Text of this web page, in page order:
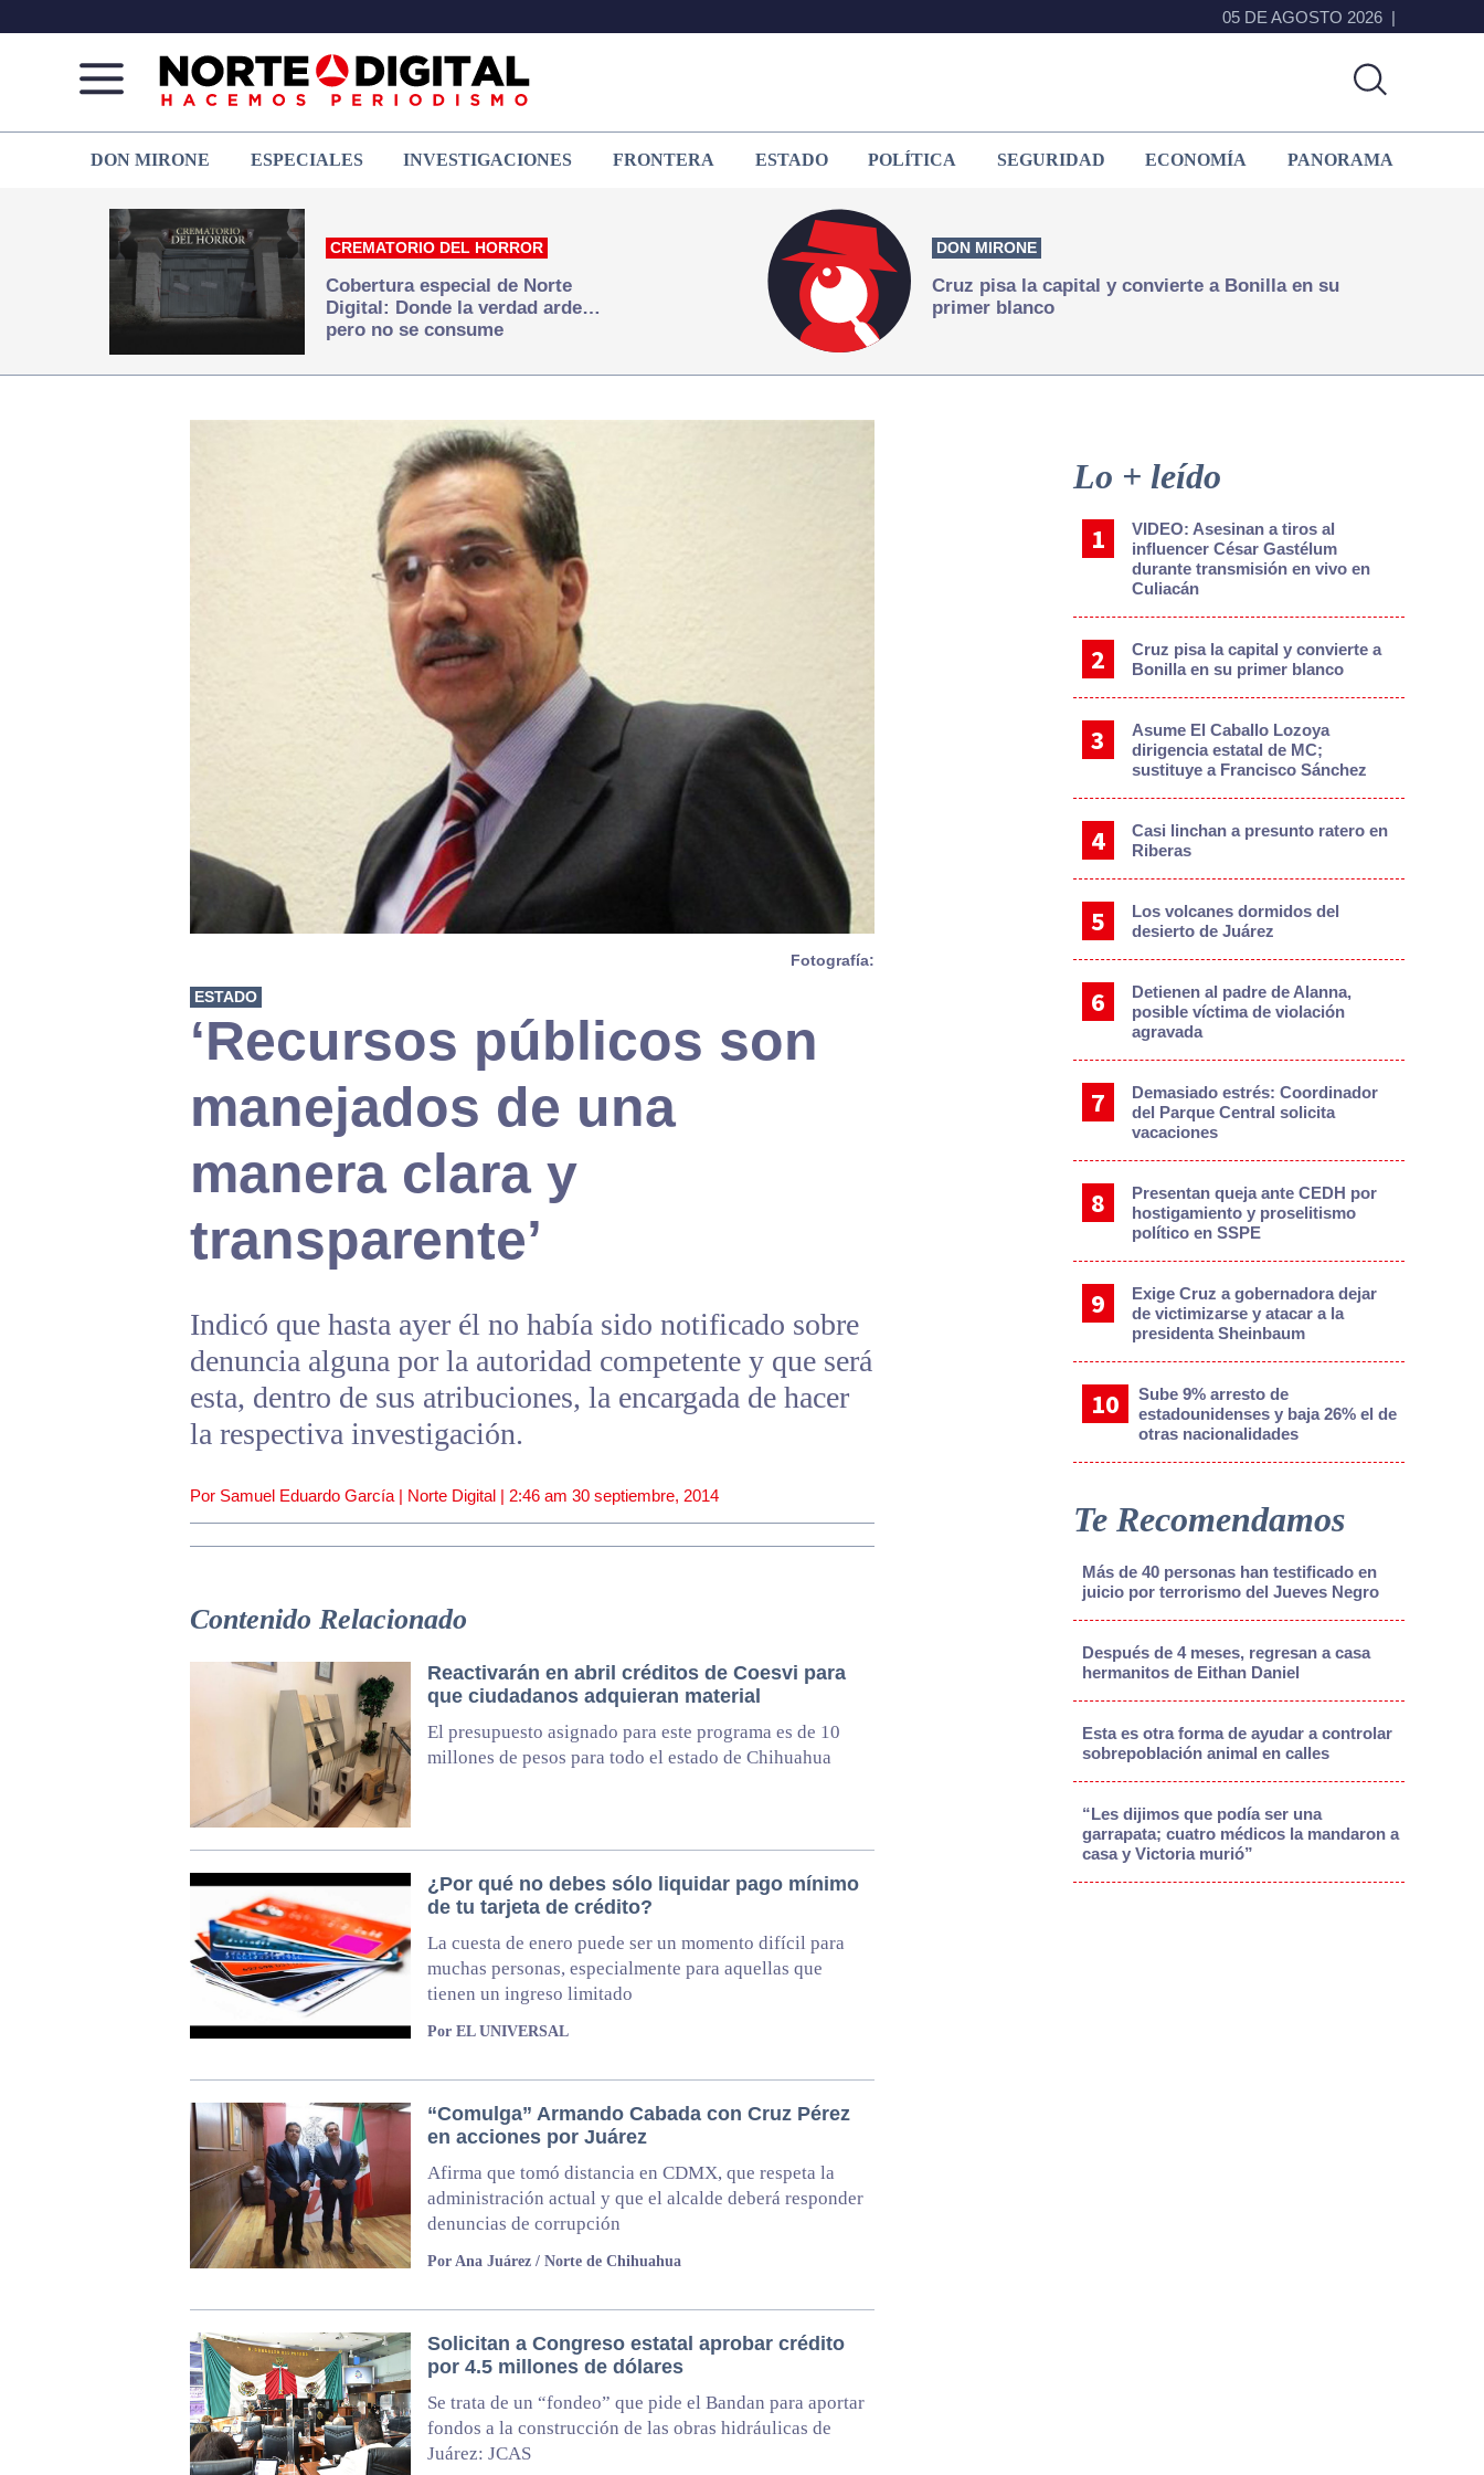
05 DE AGOSTO 2026
de
Juárez
que
hacemos periodismo
DON MIRONE ESPECIALES INVESTIGACIONES FRONTERA ESTADO POLÍTICA SEGURIDAD ECONOMÍA PANORAMA
CREMATORIO DEL HORROR
Cobertura especial de Norte
Digital: Donde la verdad arde…
pero no se consume
DON MIRONE
Cruz pisa la capital y convierte a Bonilla en su
primer blanco
Fotografía:
ESTADO
‘Recursos públicos son
manejados de una
manera clara y
transparente’
Indicó que hasta ayer él no había sido notificado sobre
denuncia alguna por la autoridad competente y que será
esta, dentro de sus atribuciones, la encargada de hacer
la respectiva investigación.
Por Samuel Eduardo García | Norte Digital | 2:46 am 30 septiembre, 2014
Contenido Relacionado
Reactivarán en abril créditos de Coesvi para
que ciudadanos adquieran material
El presupuesto asignado para este programa es de 10
millones de pesos para todo el estado de Chihuahua
¿Por qué no debes sólo liquidar pago mínimo
de tu tarjeta de crédito?
La cuesta de enero puede ser un momento difícil para
muchas personas, especialmente para aquellas que
tienen un ingreso limitado
Por EL UNIVERSAL
“Comulga” Armando Cabada con Cruz Pérez
en acciones por Juárez
Afirma que tomó distancia en CDMX, que respeta la
administración actual y que el alcalde deberá responder
denuncias de corrupción
Por Ana Juárez / Norte de Chihuahua
Solicitan a Congreso estatal aprobar crédito
por 4.5 millones de dólares
Se trata de un “fondeo” que pide el Bandan para aportar
fondos a la construcción de las obras hidráulicas de
Juárez: JCAS
Sidebar
Lo + leído
VIDEO: Asesinan a tiros al
influencer César Gastélum
durante transmisión en vivo en
Culiacán
Cruz pisa la capital y convierte a
Bonilla en su primer blanco
Asume El Caballo Lozoya
dirigencia estatal de MC;
sustituye a Francisco Sánchez
Casi linchan a presunto ratero en
Riberas
Los volcanes dormidos del
desierto de Juárez
Detienen al padre de Alanna,
posible víctima de violación
agravada
Demasiado estrés: Coordinador
del Parque Central solicita
vacaciones
Presentan queja ante CEDH por
hostigamiento y proselitismo
político en SSPE
Exige Cruz a gobernadora dejar
de victimizarse y atacar a la
presidenta Sheinbaum
Sube 9% arresto de
estadounidenses y baja 26% el de
otras nacionalidades
Te Recomendamos
Más de 40 personas han testificado en
juicio por terrorismo del Jueves Negro
Después de 4 meses, regresan a casa
hermanitos de Eithan Daniel
Esta es otra forma de ayudar a controlar
sobrepoblación animal en calles
“Les dijimos que podía ser una
garrapata; cuatro médicos la mandaron a
casa y Victoria murió”